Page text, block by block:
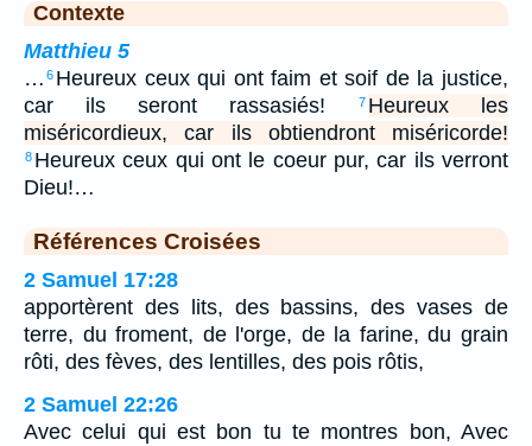
Contexte
Matthieu 5
… 6 Heureux ceux qui ont faim et soif de la justice,
car ils seront rassasiés!
7 Heureux les
miséricordieux, car ils obtiendront miséricorde!
8 Heureux ceux qui ont le coeur pur, car ils verront
Dieu!…
Références Croisées
2 Samuel 17:28
apportèrent des lits, des bassins, des vases de
terre, du froment, de l'orge, de la farine, du grain
rôti, des fèves, des lentilles, des pois rôtis,
2 Samuel 22:26
Avec celui qui est bon tu te montres bon, Avec